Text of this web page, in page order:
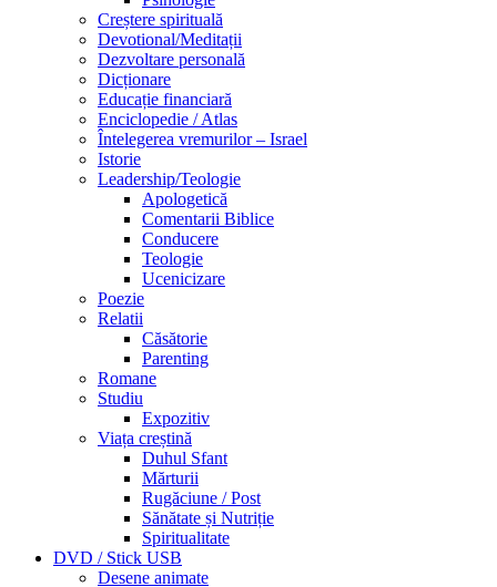
Creștere spirituală
Devotional/Meditații
Dezvoltare personală
Dicționare
Educație financiară
Enciclopedie / Atlas
Întelegerea vremurilor – Israel
Istorie
Leadership/Teologie
Apologetică
Comentarii Biblice
Conducere
Teologie
Ucenicizare
Poezie
Relatii
Căsătorie
Parenting
Romane
Studiu
Expozitiv
Viața creștină
Duhul Sfant
Mărturii
Rugăciune / Post
Sănătate și Nutriție
Spiritualitate
DVD / Stick USB
Desene animate